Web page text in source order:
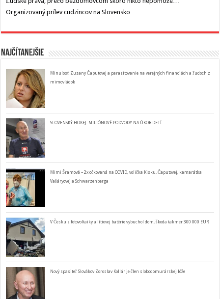
Organizovaný prílev cudzincov na Slovensko
Najčítanejšie
Minulosť Zuzany Čaputovej a parazitovanie na verejných financiách a ľudoch z
mimovládok
SLOVENSKÝ HOKEJ: MILIÓNOVÉ PODVODY NA ÚKOR DETÍ
Mimi Šramová – 2x očkovaná na COVID, volička Kisku, Čaputovej, kamarátka
Vašáryovej a Schwarzenberga
V Česku z fotovoltaiky a lítiovej batérie vybuchol dom, škoda takmer 300 000 EUR
Nový spasiteľ Slovákov Zoroslav Kollár je člen slobodomurárskej lóže